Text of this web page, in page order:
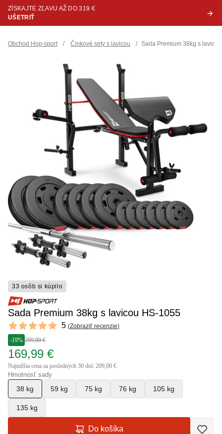
ZÍSKAJTE ZĽAVU AŽ DO 319 €
UŠETRIŤ
Obchod Hop-sport / Činkové sety s lavicou / Sada Premium 38kg s
33 osôb si kúpilo
Sada Premium 38kg s lavicou HS-1055
Reviews
5 out of 5 stars 5 (Zobraziť recenzie)
-19% 209,00 €
169,99 €
Najnižšia cena za posledných 30 dní: 209,00 €
Hmotnosť sady
38 kg 59 kg 75 kg 76 kg 105 kg
135 kg
Do košíka